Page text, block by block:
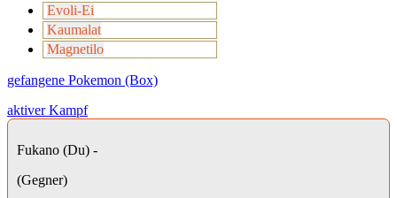
Evoli-Ei
Kaumalat
Magnetilo
gefangene Pokemon (Box)
aktiver Kampf
Fukano (Du) -
(Gegner)